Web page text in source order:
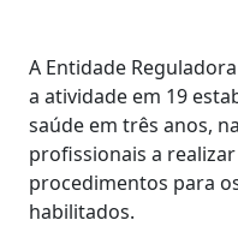
A Entidade
a atividade em 19
saúde em três anos,
profissionais a
procedimentos para
habilitados.